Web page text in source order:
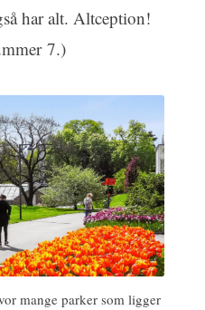
har alt. Altception!
7.)
mange parker som ligger